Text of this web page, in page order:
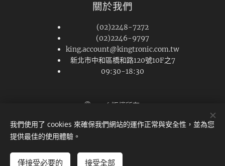
新增到購物車
關於我們
(02)2248-7272
(02)2246-9797
king.account@kingtronic.com.tw
新北市中和區橋和路120號10F之7
09:30-18:30
© 2026 版權所有
Cookies
我們使用了 cookies 來確保我們網站的運作正常與安全性，並為您
提供最佳的使用體驗。
僅接受必要的 接受全部